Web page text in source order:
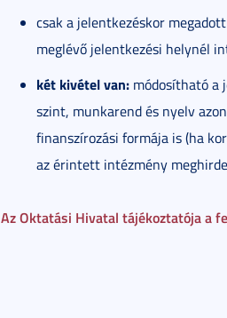
csak a jelentkezéskor
meglévő jelentkezési helynél
két kivétel van: módosítható a
szint, munkarend és nyelv
finanszírozási formája is (ha
az érintett intézmény
Az Oktatási Hivatal tájékoztatója a